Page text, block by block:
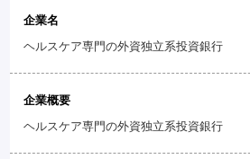
企業名
ヘルスケア専門の外資独立系投資銀行
企業概要
ヘルスケア専門の外資独立系投資銀行